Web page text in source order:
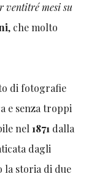
ventitré mesi su
, che molto
di fotografie
e senza troppi
nel1871 dalla
dagli
la storia di due